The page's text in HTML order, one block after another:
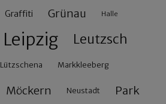
Graffiti Grünau Halle
Leipzig Leutzsch
Lützschena Markkleeberg
Möckern Neustadt Park